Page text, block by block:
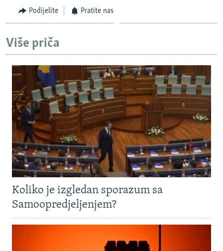
SVE KARTE DEJTONA
NASTANAK I RASPAD JUGOSLAVIJE
Podijelite Pratite nas
Više priča
Koliko je izgledan sporazum sa
Samoopredjeljenjem?